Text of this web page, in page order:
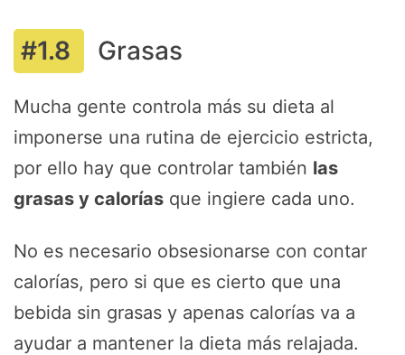
Grasas
Mucha gente controla más su dieta al
imponerse una rutina de ejercicio estricta,
por ello hay que controlar también las
grasas y calorías que ingiere cada uno.
No es necesario obsesionarse con contar
calorías, pero si que es cierto que una
bebida sin grasas y apenas calorías va a
ayudar a mantener la dieta más relajada.